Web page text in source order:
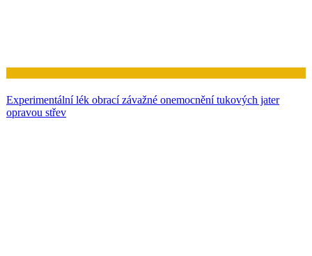
Experimentální lék obrací závažné onemocnění tukových jater
opravou střev